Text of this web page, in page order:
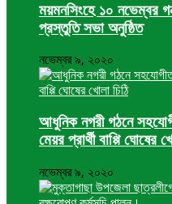
ময়মনসিংহে ১০ নভেম্বর
প্রস্তুতি সভা অনুষ্ঠিত
নভেম্বর ৯, ২০২০
আধুনিক নগরী গঠনে
মেয়র প্রার্থী বাপ্পি ঘোষের
নভেম্বর ৯, ২০২০